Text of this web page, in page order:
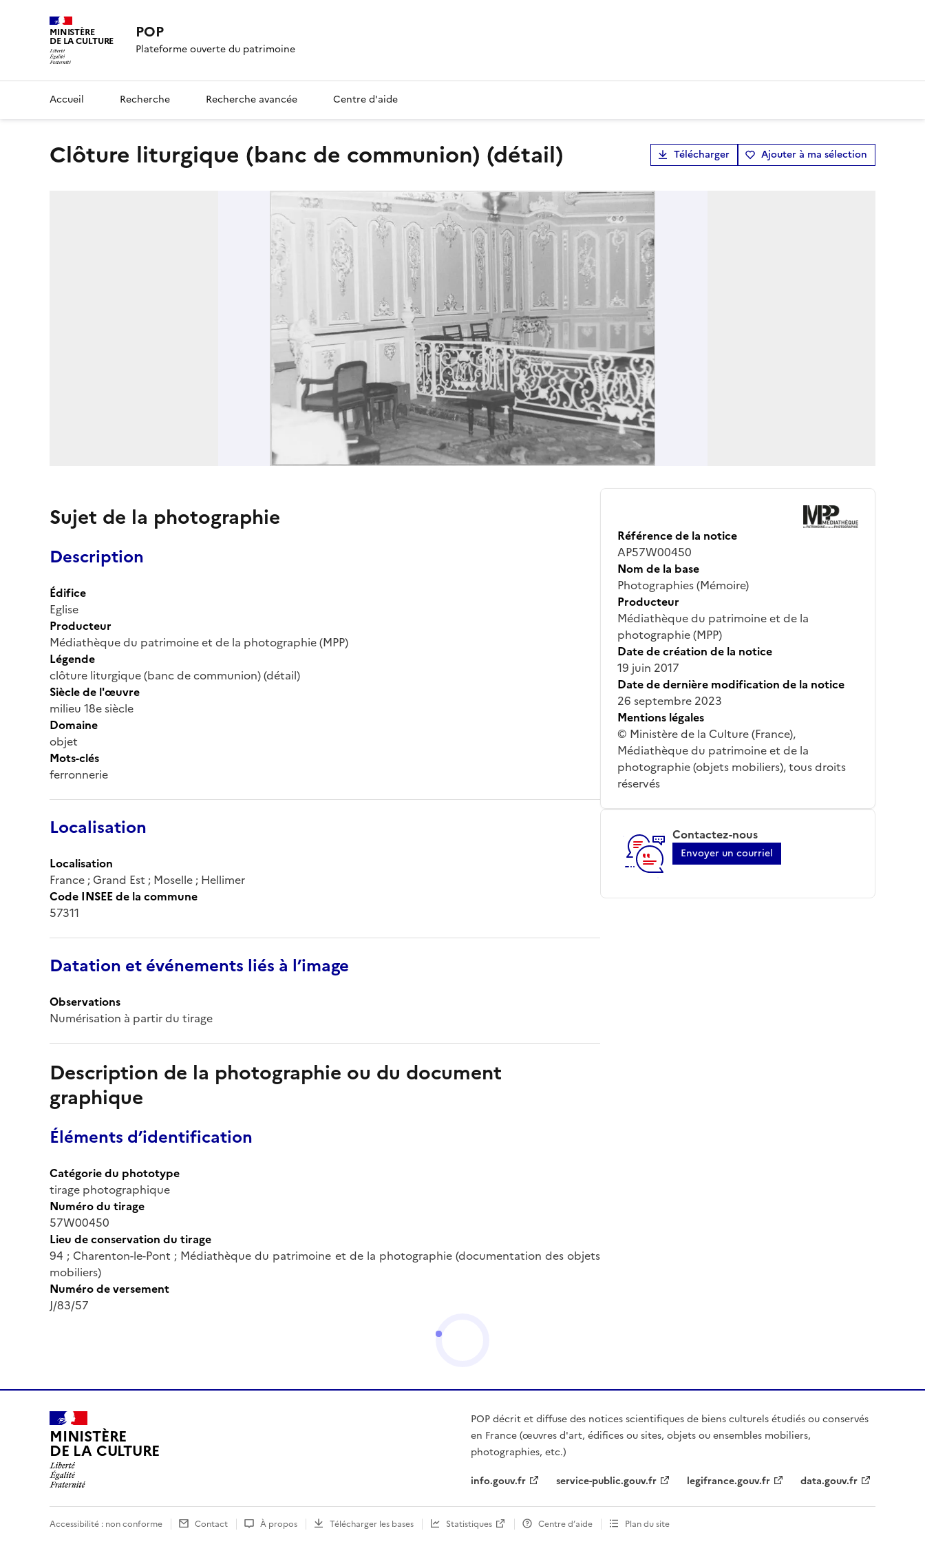
MINISTÈRE
DE LA CULTURE POP
Plateforme ouverte du patrimoine
Accueil Recherche Recherche avancée Centre d'aide
clôture liturgique (banc de communion) (détail) Télécharger Ajouter à ma sélection
Sujet de la photographie
Description
Édifice
Eglise
Producteur
Médiathèque du patrimoine et de la photographie (MPP)
Légende
clôture liturgique (banc de communion) (détail)
Siècle de l'œuvre
milieu 18e siècle
Domaine
objet
Mots-clés
ferronnerie
Localisation
Localisation
France ; Grand Est ; Moselle ; Hellimer
Code INSEE de la commune
57311
Datation et événements liés à l’image
Observations
Numérisation à partir du tirage
Description de la photographie ou du document
graphique
Éléments d’identification
Catégorie du phototype
tirage photographique
Numéro du tirage
57W00450
Lieu de conservation du tirage
94 ; Charenton-le-Pont ; Médiathèque du patrimoine et de la photographie (documentation des objets
mobiliers)
Numéro de versement
J/83/57
Référence de la notice
AP57W00450
Nom de la base
Photographies (Mémoire)
Producteur
Médiathèque du patrimoine et de la
photographie (MPP)
Date de création de la notice
19 juin 2017
Date de dernière modification de la notice
26 septembre 2023
Mentions légales
© Ministère de la Culture (France),
Médiathèque du patrimoine et de la
photographie (objets mobiliers), tous droits
réservés
Contactez-nous
Envoyer un courriel
MINISTÈRE
DE LA CULTURE
POP décrit et diffuse des notices scientifiques de biens culturels étudiés ou conservés
en France (œuvres d'art, édifices ou sites, objets ou ensembles mobiliers,
photographies, etc.)
info.gouv.fr
service-public.gouv.fr legifrance.gouv.fr data.gouv.fr
Accessibilité : non conforme Contact À propos Télécharger les bases Statistiques Centre d’aide Plan du site